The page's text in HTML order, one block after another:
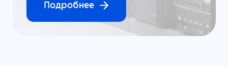
Подробнее